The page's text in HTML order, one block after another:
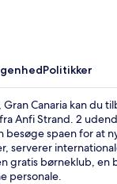
Politikker
Gran Canaria kan
Anfi Strand. 2
besøge spaen for at
serverer
gratis børneklub, en
personale.